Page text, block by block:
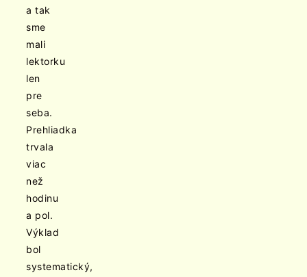
a tak
sme
mali
lektorku
len
pre
seba.
Prehliadka
trvala
viac
než
hodinu
a pol.
Výklad
bol
systematický,